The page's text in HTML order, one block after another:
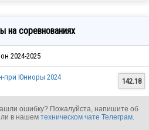
на соревнованиях
2024-2025
при Юниоры 2024
142.18
ошибку? Пожалуйста, напишите об
в нашем техническом чате Телеграм.